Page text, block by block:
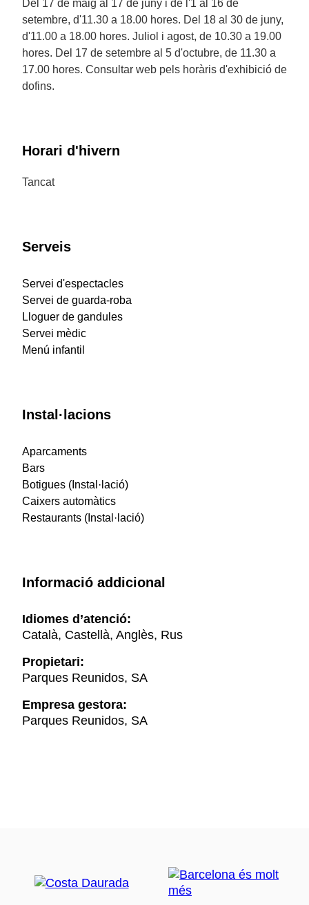
Del 17 de maig al 17 de juny i de l'1 al 16 de
setembre, d'11.30 a 18.00 hores. Del 18 al 30 de juny,
d'11.00 a 18.00 hores. Juliol i agost, de 10.30 a 19.00
hores. Del 17 de setembre al 5 d'octubre, de 11.30 a
17.00 hores. Consultar web pels horàris d'exhibició de
dofins.
Horari d'hivern
Tancat
Serveis
Servei d'espectacles
Servei de guarda-roba
Lloguer de gandules
Servei mèdic
Menú infantil
Instal·lacions
Aparcaments
Bars
Botigues (Instal·lació)
Caixers automàtics
Restaurants (Instal·lació)
Informació addicional
Idiomes d’atenció:
Català, Castellà, Anglès, Rus
Propietari:
Parques Reunidos, SA
Empresa gestora:
Parques Reunidos, SA